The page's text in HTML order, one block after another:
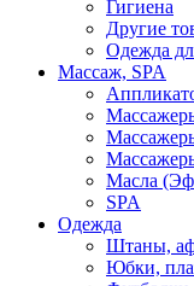
Гигиена
Другие
Одежда
Массаж, SPA
Масла
SPA
Одежда
Штаны,
Юбки,